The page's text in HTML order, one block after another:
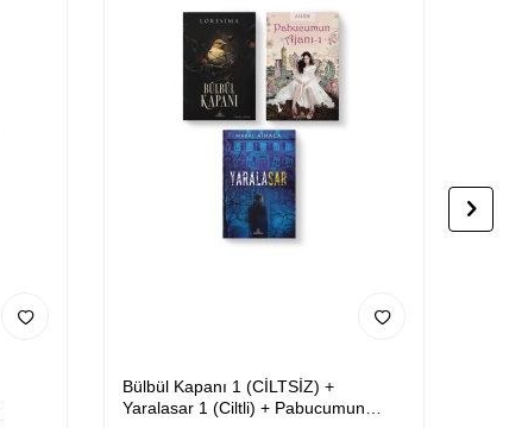
Bülbül Kapanı 1 (CİLTSİZ) +
Yaralasar 1 (Ciltli) + Pabucumun